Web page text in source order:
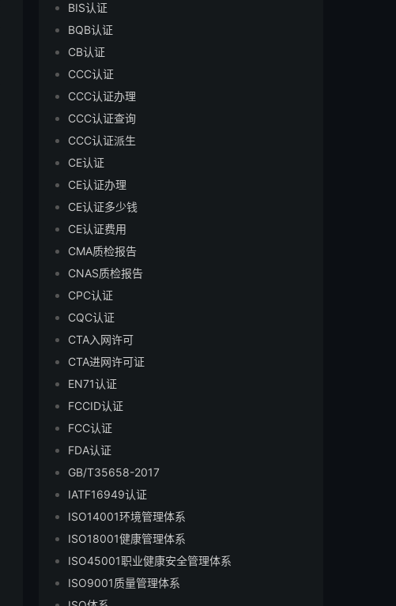
BIS认证
BQB认证
CB认证
CCC认证
CCC认证办理
CCC认证查询
CCC认证派生
CE认证
CE认证办理
CE认证多少钱
CE认证费用
CMA质检报告
CNAS质检报告
CPC认证
CQC认证
CTA入网许可
CTA进网许可证
EN71认证
FCCID认证
FCC认证
FDA认证
GB/T35658-2017
IATF16949认证
ISO14001环境管理体系
ISO18001健康管理体系
ISO45001职业健康安全管理体系
ISO9001质量管理体系